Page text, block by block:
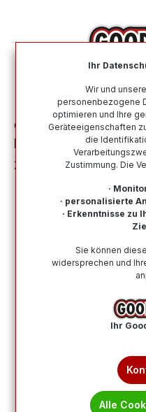
Ganzjahresreifen Nach
MATADOR MP 72
235/75R15 109T
Bildergalerie überspringen
Ihr
Wir und
personenbezogene
optimieren und Ihre
Geräteeigenschaften
die
Zustimmung. Die
·
· personalisierte
· Erkenntnisse zu
Sie können
widersprechen und
Ihr
Alle